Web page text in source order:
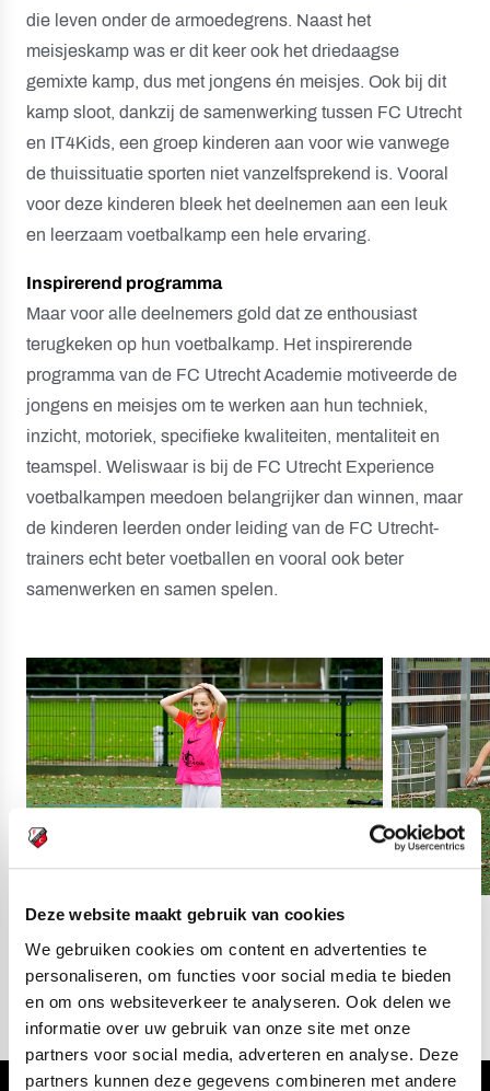
Deze website maakt gebruik van cookies
We gebruiken cookies om content en advertenties te
personaliseren, om functies voor social media te bieden
en om ons websiteverkeer te analyseren. Ook delen we
informatie over uw gebruik van onze site met onze
partners voor social media, adverteren en analyse. Deze
partners kunnen deze gegevens combineren met andere
die leven onder de armoedegrens. Naast het
meisjeskamp was er dit keer ook het driedaagse
gemixte kamp, dus met jongens én meisjes. Ook bij dit
kamp sloot, dankzij de samenwerking tussen FC Utrecht
en IT4Kids, een groep kinderen aan voor wie vanwege
de thuissituatie sporten niet vanzelfsprekend is. Vooral
voor deze kinderen bleek het deelnemen aan een leuk
en leerzaam voetbalkamp een hele ervaring.
Inspirerend programma
Maar voor alle deelnemers gold dat ze enthousiast
terugkeken op hun voetbalkamp. Het inspirerende
programma van de FC Utrecht Academie motiveerde de
jongens en meisjes om te werken aan hun techniek,
inzicht, motoriek, specifieke kwaliteiten, mentaliteit en
teamspel. Weliswaar is bij de FC Utrecht Experience
voetbalkampen meedoen belangrijker dan winnen, maar
de kinderen leerden onder leiding van de FC Utrecht-
trainers echt beter voetballen en vooral ook beter
samenwerken en samen spelen.